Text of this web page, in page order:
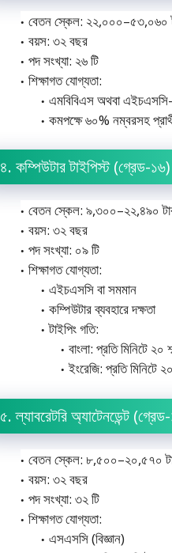
বেতন স্কেল: ২২,০০০–৫৩,০৬০
বয়স: ৩২ বছর
পদ সংখ্যা: ২৬ টি
শিক্ষাগত যোগ্যতা:
এমবিবিএস অথবা
কমপক্ষে ৬০% নম্বরসহ
৪. কম্পিউটার টাইপিস্ট (গ্রেড-১৬)
বেতন স্কেল: ৯,৩০০–২২,৪৯০
বয়স: ৩২ বছর
পদ সংখ্যা: ০৯ টি
শিক্ষাগত যোগ্যতা:
এইচএসসি বা সমমান
কম্পিউটার ব্যবহারে দক্ষতা
টাইপিং গতি:
বাংলা: প্রতি মিনিটে ২০
ইংরেজি: প্রতি মিনিটে
৫. ল্যাবরেটরি অ্যাটেনডেন্ট
বেতন স্কেল: ৮,৫০০–২০,৫৭০
বয়স: ৩২ বছর
পদ সংখ্যা: ৩২ টি
শিক্ষাগত যোগ্যতা:
এসএসসি (বিজ্ঞান)